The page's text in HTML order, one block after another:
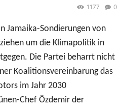
0
1177
Jamaika-Sondierungen von
um die Klimapolitik in
Die Partei beharrt nicht
Koalitionsvereinbarung das
im Jahr 2030
Chef Özdemir der